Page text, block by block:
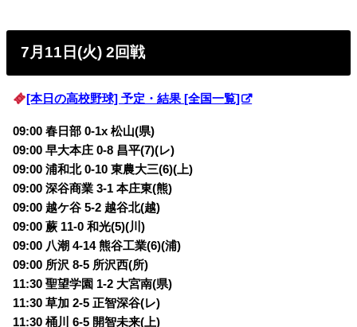
7月11日(火) 2回戦
[本日の高校野球] 予定・結果 [全国一覧]
09:00 春日部 0-1x 松山(県)
09:00 早大本庄 0-8 昌平(7)(レ)
09:00 浦和北 0-10 東農大三(6)(上)
09:00 深谷商業 3-1 本庄東(熊)
09:00 越ケ谷 5-2 越谷北(越)
09:00 蕨 11-0 和光(5)(川)
09:00 八潮 4-14 熊谷工業(6)(浦)
09:00 所沢 8-5 所沢西(所)
11:30 聖望学園 1-2 大宮南(県)
11:30 草加 2-5 正智深谷(レ)
11:30 桶川 6-5 開智未来(上)